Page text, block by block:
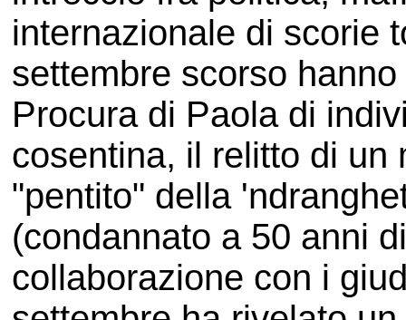
internazionale di scorie
settembre scorso
Procura di Paola di
cosentina, il relitto di un
"pentito" della
(condannato a 50 anni
collaborazione con i